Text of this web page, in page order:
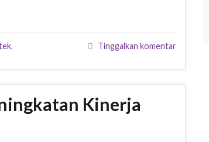
,
Tinggalkan komentar
Kinerja